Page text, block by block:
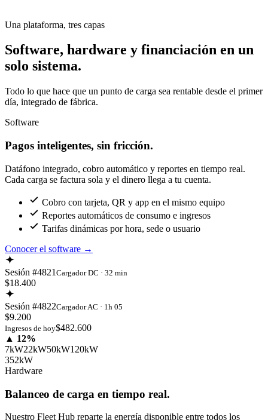
Una plataforma, tres capas
Software, hardware y financiación en un
solo sistema.
Todo lo que hace que un punto de carga sea rentable desde el primer
día, integrado de fábrica.
Software
Pagos inteligentes, sin fricción.
Datáfono integrado, cobro automático y reportes en tiempo real.
Cada carga se factura sola y el dinero llega a tu cuenta.
Cobro con tarjeta, QR y app en el mismo equipo
Reportes automáticos de consumo e ingresos
Tarifas dinámicas por hora, sede o usuario
Conocer el software →
Sesión #4821 Cargador DC · 32 min
$18.400
Sesión #4822Cargador AC · 1h 05
$9.200
Ingresos de hoy$482.600
▲ 12%
7kW22kW50kW120kW
352kW
Hardware
Balanceo de carga en tiempo real.
Nuestro Fleet Hub reparte la energía disponible entre todos los